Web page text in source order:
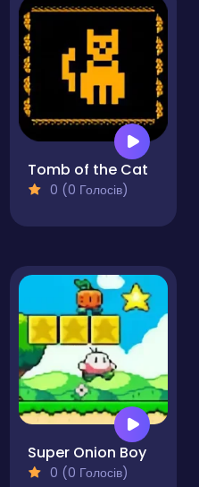
Tomb of the Cat
0 (0 Голосів)
Super Onion Boy
0 (0 Голосів)